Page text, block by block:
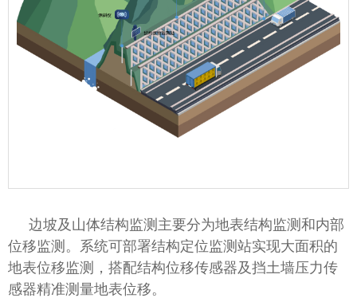
边坡及山体结构监测主要分为地表结构监测和内部
位移监测。系统可部署结构定位监测站实现大面积的
地表位移监测，搭配结构位移传感器及挡土墙压力传
感器精准测量地表位移。